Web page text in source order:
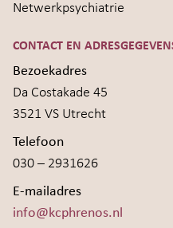
Netwerkpsychiatrie
CONTACT EN
Bezoekadres
Da Costakade 45
3521 VS Utrecht
Telefoon
030 – 2931626
E-mailadres
info@kcphrenos.nl